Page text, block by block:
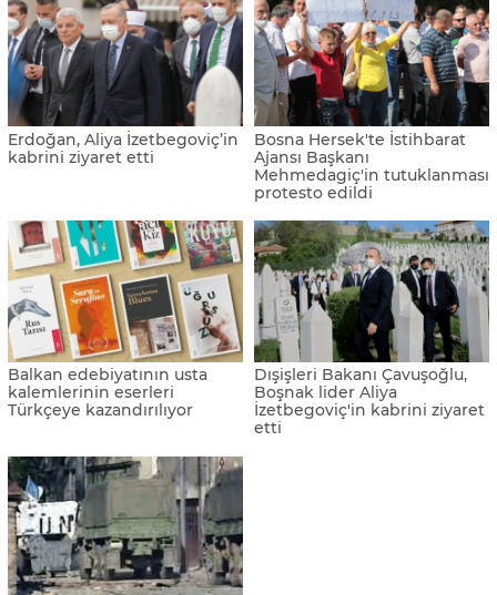
Erdoğan, Aliya İzetbegoviç’in
kabrini ziyaret etti
Bosna Hersek'te İstihbarat
Ajansı Başkanı
Mehmedagiç'in tutuklanması
protesto edildi
Balkan edebiyatının usta
kalemlerinin eserleri
Türkçeye kazandırılıyor
Dışişleri Bakanı Çavuşoğlu,
Boşnak lider Aliya
İzetbegoviç'in kabrini ziyaret
etti